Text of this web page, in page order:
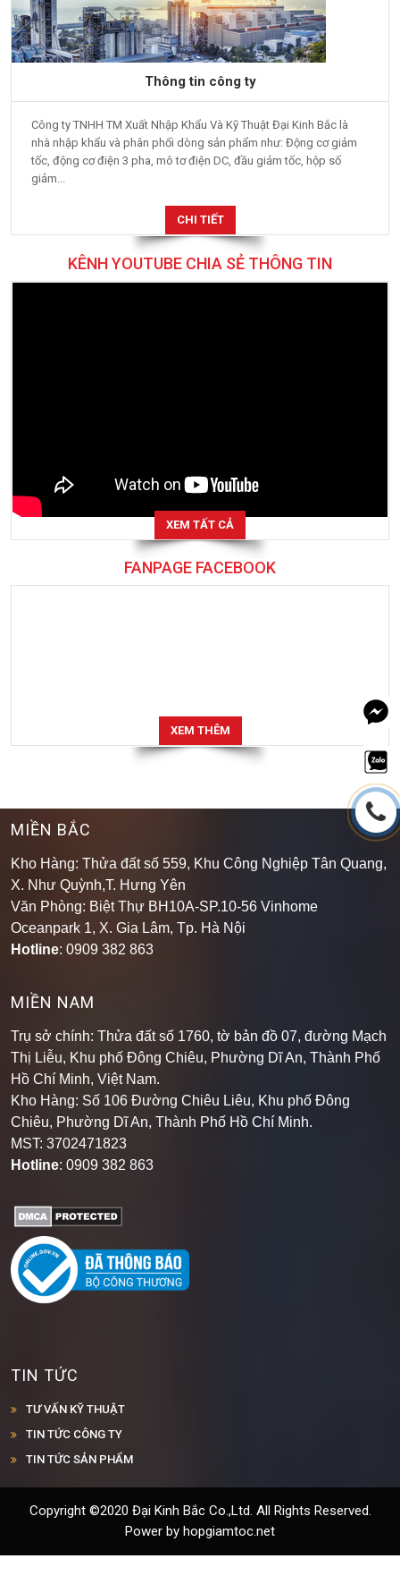
Thông tin công ty
Công ty TNHH TM Xuất Nhập Khẩu Và Kỹ Thuật Đại Kinh Bắc là
nhà nhập khẩu và phân phối dòng sản phẩm như: Động cơ giảm
tốc, động cơ điện 3 pha, mô tơ điện DC, đầu giảm tốc, hộp số
giảm...
CHI TIẾT
KÊNH YOUTUBE CHIA SẺ THÔNG TIN
XEM TẤT CẢ
FANPAGE FACEBOOK
XEM THÊM
MIỀN BẮC
Kho Hàng: Thửa đất số 559, Khu Công Nghiệp Tân Quang,
X. Như Quỳnh,T. Hưng Yên
Văn Phòng: Biệt Thự BH10A-SP.10-56 Vinhome
Oceanpark 1, X. Gia Lâm, Tp. Hà Nội
Hotline: 0909 382 863
MIỀN NAM
Trụ sở chính: Thửa đất số 1760, tờ bản đồ 07, đường Mạch
Thị Liễu, Khu phố Đông Chiêu, Phường Dĩ An, Thành Phố
Hồ Chí Minh, Việt Nam.
Kho Hàng: Số 106 Đường Chiêu Liêu, Khu phố Đông
Chiêu, Phường Dĩ An, Thành Phố Hồ Chí Minh.
MST: 3702471823
Hotline: 0909 382 863
TIN TỨC
TƯ VẤN KỸ THUẬT
TIN TỨC CÔNG TY
TIN TỨC SẢN PHẨM
Copyright ©2020 Đại Kinh Bắc Co.,Ltd. All Rights Reserved.
Power by hopgiamtoc.net